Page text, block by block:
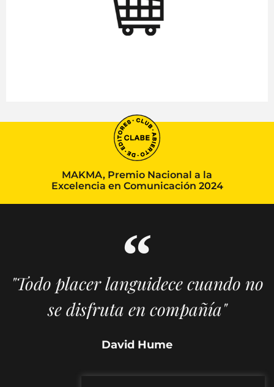
MAKMA, Premio Nacional a la
Excelencia en Comunicación 2024
"Todo placer languidece cuando no
se disfruta en compañía"
David Hume